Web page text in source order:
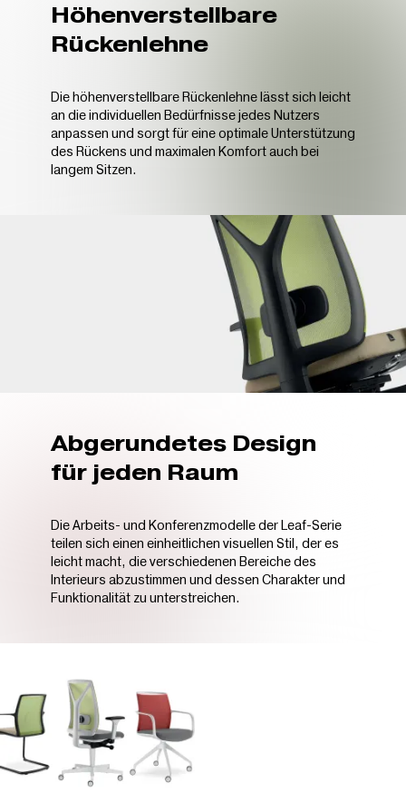
Höhenverstellbare
Rückenlehne
Die höhenverstellbare Rückenlehne lässt sich leicht
an die individuellen Bedürfnisse jedes Nutzers
anpassen und sorgt für eine optimale Unterstützung
des Rückens und maximalen Komfort auch bei
langem Sitzen.
Abgerundetes Design
für jeden Raum
Die Arbeits- und Konferenzmodelle der Leaf-Serie
teilen sich einen einheitlichen visuellen Stil, der es
leicht macht, die verschiedenen Bereiche des
Interieurs abzustimmen und dessen Charakter und
Funktionalität zu unterstreichen.